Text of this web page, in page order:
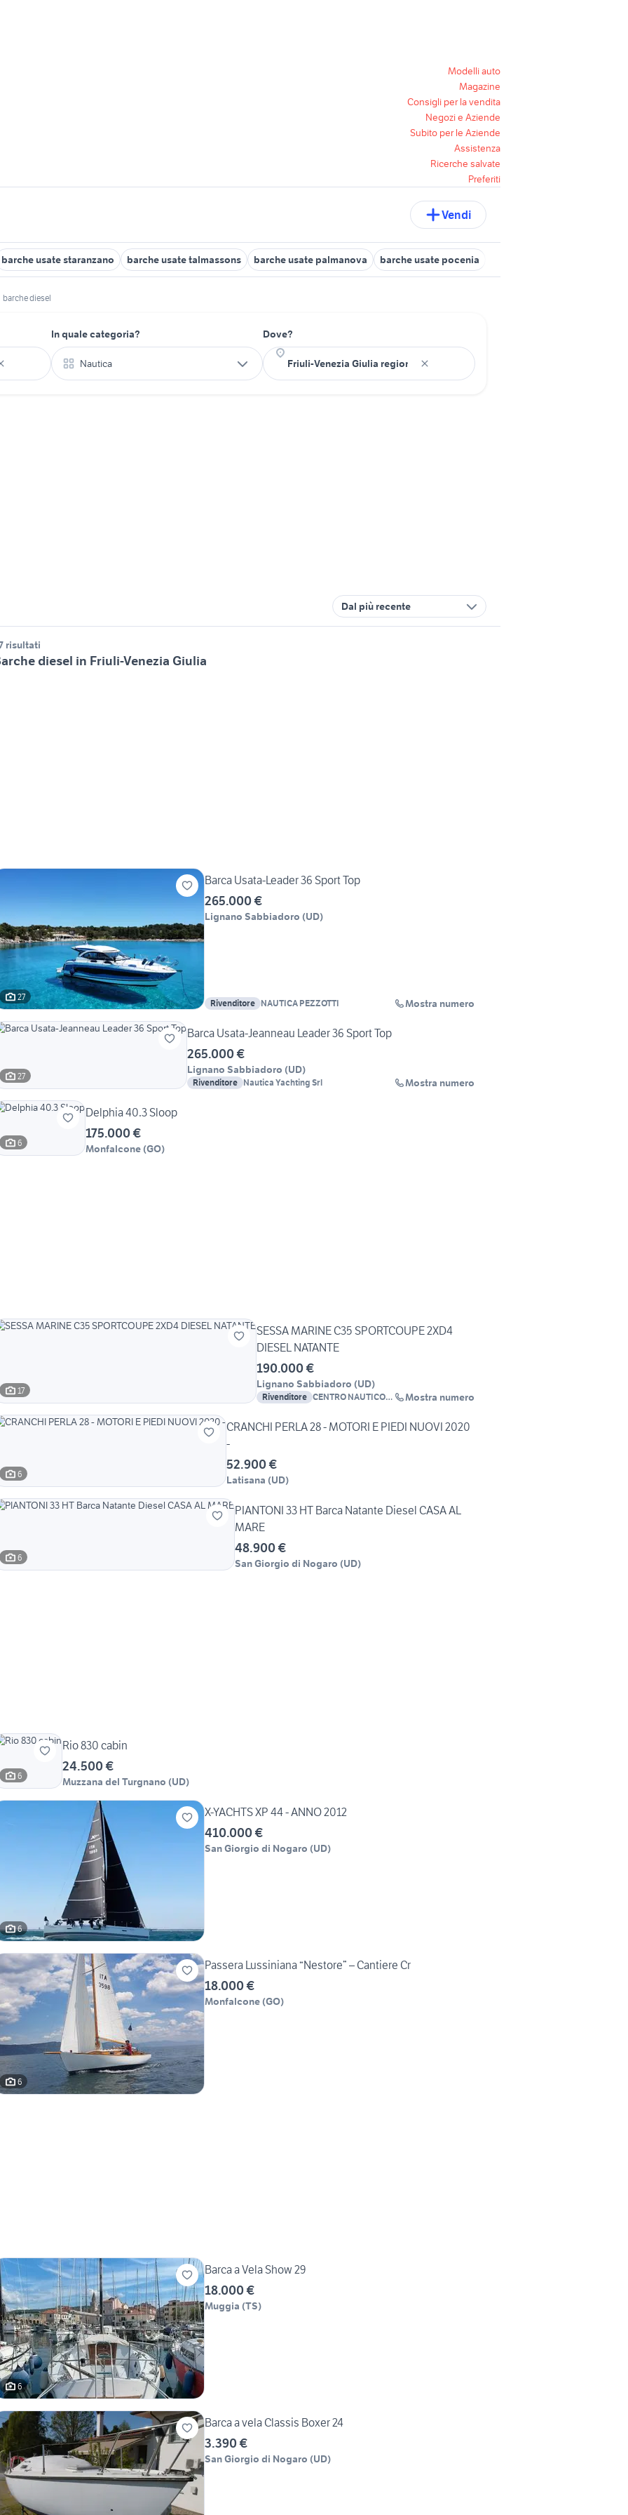
Modelli auto
Magazine
Consigli per la vendita
Negozi e Aziende
Subito per le Aziende
Assistenza
Ricerche salvate
Preferiti
Vendi
barche usate staranzano barche usate talmassons barche usate palmanova barche usate pocenia
barche diesel
In quale categoria?
Nautica
Dove?
Dal più recente
risultati
diesel in Friuli-Venezia Giulia
27
Barca Usata-Leader 36 Sport Top
265.000 €
Lignano Sabbiadoro (UD)
Rivenditore NAUTICA PEZZOTTI Mostra numero
27
Barca Usata-Jeanneau Leader 36 Sport Top
265.000 €
Lignano Sabbiadoro (UD)
Rivenditore Nautica Yachting Srl Mostra numero
6
Delphia 40.3 Sloop
175.000 €
Monfalcone (GO)
17
SESSA MARINE C35 SPORTCOUPE 2XD4
DIESEL NATANTE
190.000 €
Lignano Sabbiadoro (UD)
Rivenditore CENTRO NAUTICO
Mostra numero
6
CRANCHI PERLA 28 - MOTORI E PIEDI NUOVI 2020
-
52.900 €
Latisana (UD)
6
PIANTONI 33 HT Barca Natante Diesel CASA AL
MARE
48.900 €
San Giorgio di Nogaro (UD)
6
Rio 830 cabin
24.500 €
Muzzana del Turgnano (UD)
6
X-YACHTS XP 44 - ANNO 2012
410.000 €
San Giorgio di Nogaro (UD)
6
Passera Lussiniana “Nestore” – Cantiere Cr
18.000 €
Monfalcone (GO)
6
Barca a Vela Show 29
18.000 €
Muggia (TS)
Barca a vela Classis Boxer 24
3.390 €
San Giorgio di Nogaro (UD)